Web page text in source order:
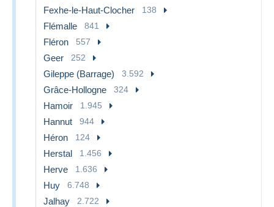
Fexhe-le-Haut-Clocher 138
Flémalle 841
Fléron 557
Geer 252
Gileppe (Barrage) 3.592
Grâce-Hollogne 324
Hamoir 1.945
Hannut 944
Héron 124
Herstal 1.456
Herve 1.636
Huy 6.748
Jalhay 2.722